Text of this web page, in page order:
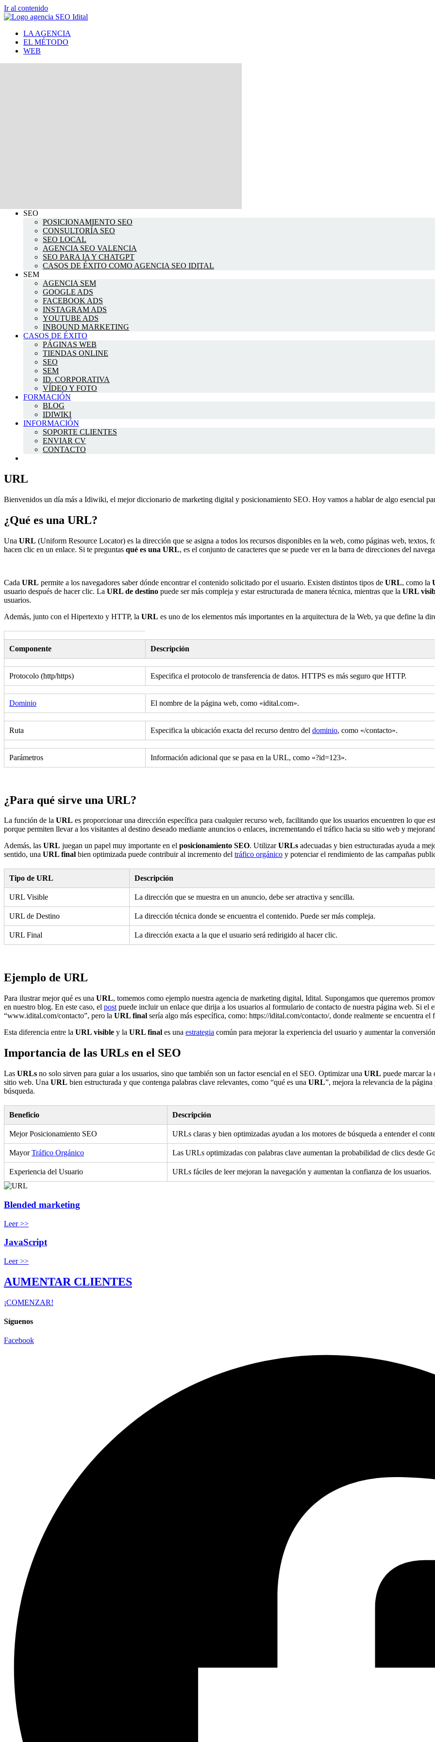
Ir al contenido
LA AGENCIA
EL MÉTODO
WEB
SEO
POSICIONAMIENTO SEO
CONSULTORÍA SEO
SEO LOCAL
AGENCIA SEO VALENCIA
SEO PARA IA Y CHATGPT
CASOS DE ÉXITO COMO AGENCIA SEO IDITAL
SEM
AGENCIA SEM
GOOGLE ADS
FACEBOOK ADS
INSTAGRAM ADS
YOUTUBE ADS
INBOUND MARKETING
CASOS DE ÉXITO
PÁGINAS WEB
TIENDAS ONLINE
SEO
SEM
ID. CORPORATIVA
VÍDEO Y FOTO
FORMACIÓN
BLOG
IDIWIKI
INFORMACIÓN
SOPORTE CLIENTES
ENVIAR CV
CONTACTO
URL
Bienvenidos un día más a Idiwiki, el mejor diccionario de marketing digital y posicionamiento SEO. Hoy vamos a hablar de algo esencial
¿Qué es una URL?
Una URL (Uniform Resource Locator) es la dirección que se asigna a todos los recursos disponibles en la web, como páginas web, textos,
hacen clic en un enlace. Si te preguntas qué es una URL, es el conjunto de caracteres que se puede ver en la barra de direcciones del
Cada URL permite a los navegadores saber dónde encontrar el contenido solicitado por el usuario. Existen distintos tipos de URL, como la
usuario después de hacer clic. La URL de destino puede ser más compleja y estar estructurada de manera técnica, mientras que la URL
usuarios.
Además, junto con el Hipertexto y HTTP, la URL es uno de los elementos más importantes en la arquitectura de la Web, ya que define la
Componente Descripción
Protocolo (http/https) Especifica el protocolo de transferencia de datos. HTTPS es más seguro que HTTP.
Dominio El nombre de la página web, como «idital.com».
Ruta Especifica la ubicación exacta del recurso dentro del dominio, como «/contacto».
Parámetros Información adicional que se pasa en la URL, como «?id=123».
¿Para qué sirve una URL?
La función de la URL es proporcionar una dirección específica para cualquier recurso web, facilitando que los usuarios encuentren lo que
porque permiten llevar a los visitantes al destino deseado mediante anuncios o enlaces, incrementando el tráfico hacia su sitio web y
Además, las URL juegan un papel muy importante en el posicionamiento SEO. UtilizarURLs adecuadas y bien estructuradas ayuda a
sentido, una URL final bien optimizada puede contribuir al incremento del tráfico orgánico y potenciar el rendimiento de las campañas
Tipo de URL Descripción
URL Visible La dirección que se muestra en un anuncio, debe ser atractiva y sencilla.
URL de Destino La dirección técnica donde se encuentra el contenido. Puede ser más compleja.
URL Final La dirección exacta a la que el usuario será redirigido al hacer clic.
Ejemplo de URL
Para ilustrar mejor qué es una URL, tomemos como ejemplo nuestra agencia de marketing digital, Idital. Supongamos que queremos
en nuestro blog. En este caso, el post puede incluir un enlace que dirija a los usuarios al formulario de contacto de nuestra página web. Si el
“www.idital.com/contacto”, pero la URL final sería algo más específica, como: https://idital.com/contacto/, donde realmente se encuentra el
Esta diferencia entre la URL visible y la URL final es una estrategia común para mejorar la experiencia del usuario y aumentar la
Importancia de las URLs en el SEO
Las URLs no solo sirven para guiar a los usuarios, sino que también son un factor esencial en el SEO. Optimizar una URL puede marcar la
sitio web. Una URL bien estructurada y que contenga palabras clave relevantes, como “qué es una URL”, mejora la relevancia de la
búsqueda.
Beneficio Descripción
Mejor Posicionamiento SEO URLs claras y bien optimizadas ayudan a los motores de búsqueda a entender el
MayorTráfico Orgánico Las URLs optimizadas con palabras clave aumentan la probabilidad de clics desde
Experiencia del Usuario URLs fáciles de leer mejoran la navegación y aumentan la confianza de los usuarios.
Blended marketing
Leer >>
JavaScript
Leer >>
AUMENTAR CLIENTES
¡COMENZAR!
Síguenos
Facebook